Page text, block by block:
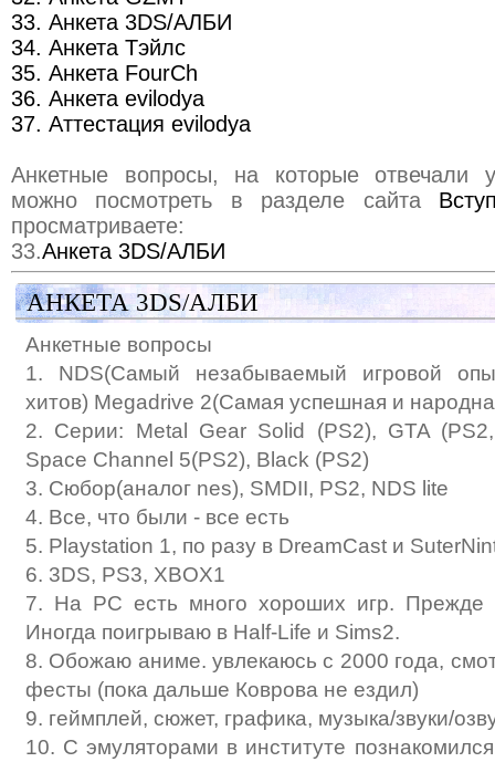
33. Анкета 3DS/АЛБИ
34. Анкета Тэйлс
35. Анкета FourCh
36. Анкета evilodya
37. Аттестация evilodya
Анкетные вопросы, на которые отвечали
можно посмотреть в разделе сайта
просматриваете:
33.Анкета 3DS/АЛБИ
АНКЕТА 3DS/АЛБИ
Анкетные вопросы
1. NDS(Самый незабываемый игровой
хитов) Megadrive 2(Самая успешная и
2. Серии: Metal Gear Solid (PS2), GTA
Space Channel 5(PS2), Black (PS2)
3. Сюбор(аналог nes), SMDII, PS2, NDS lite
4. Все, что были - все есть
5. Playstation 1, по разу в DreamCast и
6. 3DS, PS3, XBOX1
7. На PC есть много хороших игр. Прежде
Иногда поигрываю в Half-Life и Sims2.
8. Обожаю аниме. увлекаюсь с 2000 года,
фесты (пока дальше Коврова не ездил)
9. геймплей, сюжет, графика, музыка/звуки/
10. С эмуляторами в институте